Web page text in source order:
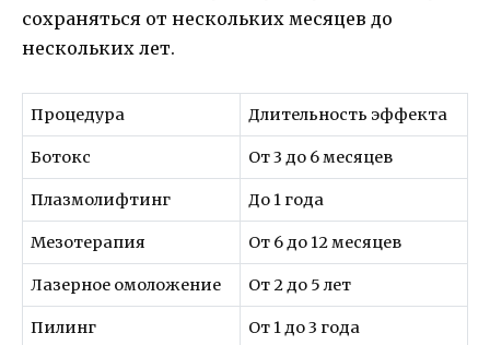
сохраняться от нескольких месяцев до
нескольких лет.
Процедура Длительность эффекта
Ботокс От 3 до 6 месяцев
Плазмолифтинг До 1 года
Мезотерапия От 6 до 12 месяцев
Лазерное омоложение От 2 до 5 лет
Пилинг От 1 до 3 года